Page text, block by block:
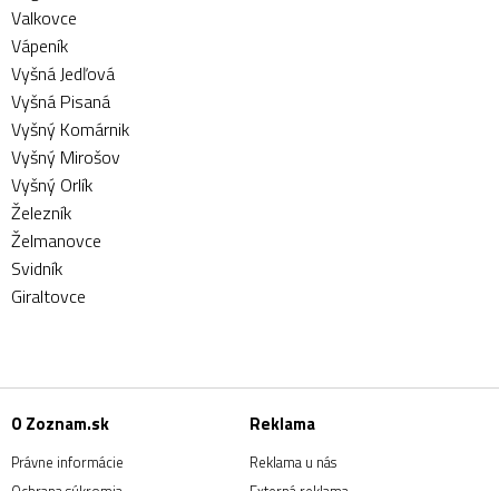
Valkovce
Vápeník
Vyšná Jedľová
Vyšná Pisaná
Vyšný Komárnik
Vyšný Mirošov
Vyšný Orlík
Železník
Želmanovce
Svidník
Giraltovce
O Zoznam.sk
Právne informácie
Reklama
Reklama u nás